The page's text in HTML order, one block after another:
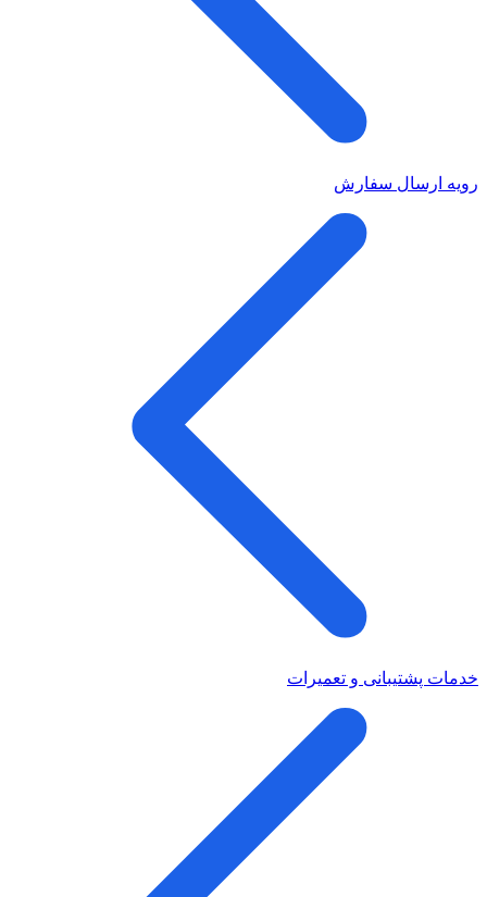
رویه ارسال سفارش
خدمات پشتیبانی و تعمیرات